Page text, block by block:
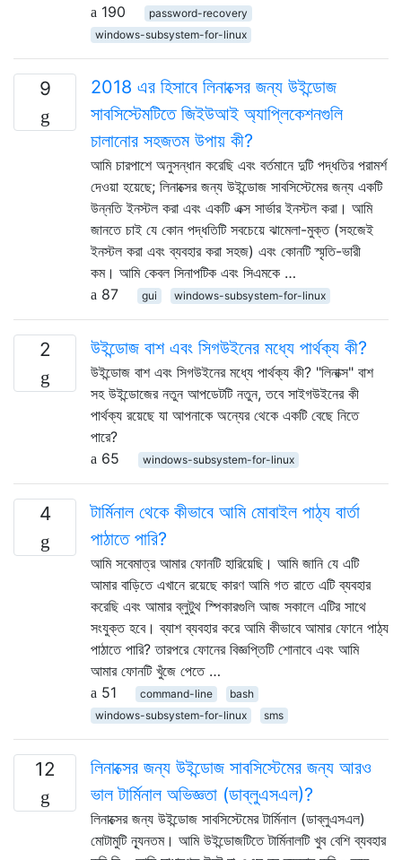
190
password-recovery
windows-subsystem-for-linux
9
2018 এর হিসাবে লিনাক্সের জন্য উইন্ডোজ
সাবসিস্টেমটিতে জিইউআই অ্যাপ্লিকেশনগুলি
চালানোর সহজতম উপায় কী?
আমি চারপাশে অনুসন্ধান করেছি এবং বর্তমানে দুটি পদ্ধতির পরামর্শ
দেওয়া হয়েছে; লিনাক্সের জন্য উইন্ডোজ সাবসিস্টেমের জন্য একটি
উন্নতি ইনস্টল করা এবং একটি এক্স সার্ভার ইনস্টল করা। আমি
জানতে চাই যে কোন পদ্ধতিটি সবচেয়ে ঝামেলা-মুক্ত (সহজেই
ইনস্টল করা এবং ব্যবহার করা সহজ) এবং কোনটি স্মৃতি-ভারী
কম। আমি কেবল সিনাপটিক এবং সিএমকে …
87
gui windows-subsystem-for-linux
2 উইন্ডোজ বাশ এবং সিগউইনের মধ্যে পার্থক্য কী?
উইন্ডোজ বাশ এবং সিগউইনের মধ্যে পার্থক্য কী? "লিনাক্স" বাশ
সহ উইন্ডোজের নতুন আপডেটটি নতুন, তবে সাইগউইনের কী
পার্থক্য রয়েছে যা আপনাকে অন্যের থেকে একটি বেছে নিতে
পারে?
65
windows-subsystem-for-linux
4
টার্মিনাল থেকে কীভাবে আমি মোবাইল পাঠ্য বার্তা
পাঠাতে পারি?
আমি সবেমাত্র আমার ফোনটি হারিয়েছি। আমি জানি যে এটি
আমার বাড়িতে এখানে রয়েছে কারণ আমি গত রাতে এটি ব্যবহার
করেছি এবং আমার ব্লুটুথ স্পিকারগুলি আজ সকালে এটির সাথে
সংযুক্ত হবে। ব্যাশ ব্যবহার করে আমি কীভাবে আমার ফোনে পাঠ্য
পাঠাতে পারি? তারপরে ফোনের বিজ্ঞপ্তিটি শোনাবে এবং আমি
আমার ফোনটি খুঁজে পেতে …
51
command-line
bash
windows-subsystem-for-linux
sms
12
লিনাক্সের জন্য উইন্ডোজ সাবসিস্টেমের জন্য আরও
ভাল টার্মিনাল অভিজ্ঞতা (ডাব্লুএসএল)?
লিনাক্সের জন্য উইন্ডোজ সাবসিস্টেমের টার্মিনাল (ডাব্লুএসএল)
মোটামুটি ন্যূনতম। আমি উইন্ডোজটিতে টার্মিনালটি খুব বেশি ব্যবহার